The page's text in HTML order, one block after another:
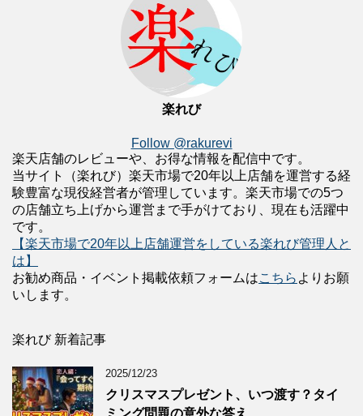
楽れび
Follow @rakurevi
楽天店舗のレビューや、お得な情報を配信中です。
当サイト（楽れび）楽天市場で20年以上店舗を運営する経
験豊富な現役経営者が管理しています。楽天市場での5つ
の店舗立ち上げから運営まで手がけており、現在も活躍中
です。
【楽天市場で20年以上店舗運営をしている楽れび管理人と
は】
お勧め商品・イベント掲載依頼フォームはこちら よりお願
いします。
楽れび 新着記事
2025/12/23
クリスマスプレゼント、いつ渡す？タイ
ミング問題の意外な答え